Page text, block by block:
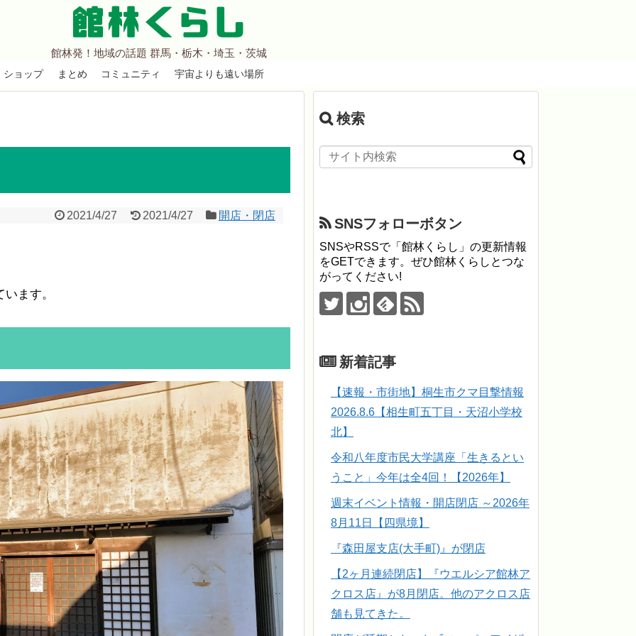
館林くらし
館林発！地域の話題 群馬・栃木・埼玉・茨城
ショップ まとめ コミュニティ 宇宙よりも遠い場所
2021/4/27 2021/4/27 開店・閉店
ます。
検索
SNSフォローボタン
SNSやRSSで「館林くらし」の更新情報
をGETできます。ぜひ館林くらしとつな
がってください!
新着記事
【速報・市街地】桐生市クマ目撃情報
2026.8.6【相生町五丁目・天沼小学校
北】
令和八年度市民大学講座「生きるとい
うこと」今年は全4回！【2026年】
週末イベント情報・開店閉店 ～2026年
8月11日【四県境】
『森田屋支店(大手町)』が閉店
【2ヶ月連続閉店】『ウエルシア館林ア
クロス店』が8月閉店。他のアクロス店
舗も見てきた。